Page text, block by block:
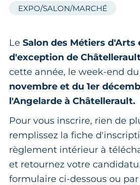
EXPO/SALON/MARCHÉ
Le Salon des Métiers d'Arts
d'exception de
cette année, le week-end du
novembre et du 1er
l'Angelarde à Châtellerault.
Pour vous inscrire, rien de
remplissez la fiche
règlement intérieur à
et retournez votre
formulaire ci-dessous ou